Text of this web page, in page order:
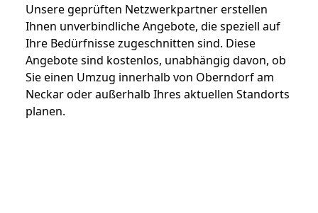
Unsere geprüften Netzwerkpartner erstellen
Ihnen unverbindliche Angebote, die speziell auf
Ihre Bedürfnisse zugeschnitten sind. Diese
Angebote sind kostenlos, unabhängig davon, ob
Sie einen Umzug innerhalb von Oberndorf am
Neckar oder außerhalb Ihres aktuellen Standorts
planen.